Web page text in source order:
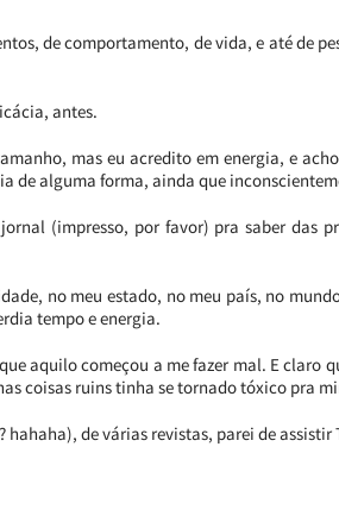
de comportamento, de vida, e até de
antes.
mas eu acredito em energia, e
de alguma forma, ainda que
(impresso, por favor) pra saber das
no meu estado, no meu país, no
tempo e energia.
aquilo começou a me fazer mal. E claro
coisas ruins tinha se tornado tóxico pra
de várias revistas, parei de assistir